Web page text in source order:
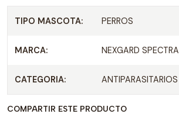
TIPO MASCOTA: PERROS
MARCA: NEXGARD SPECTRA
CATEGORIA: ANTIPARASITARIOS
COMPARTIR ESTE PRODUCTO